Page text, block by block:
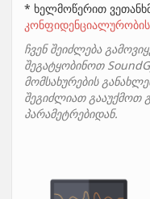
* ხელმოწერით
ჩვენ შეიძლება
შეგატყობინოთ
მომსახურების
შეგიძლიათ გააუქმოთ
პარამეტრებიდან.